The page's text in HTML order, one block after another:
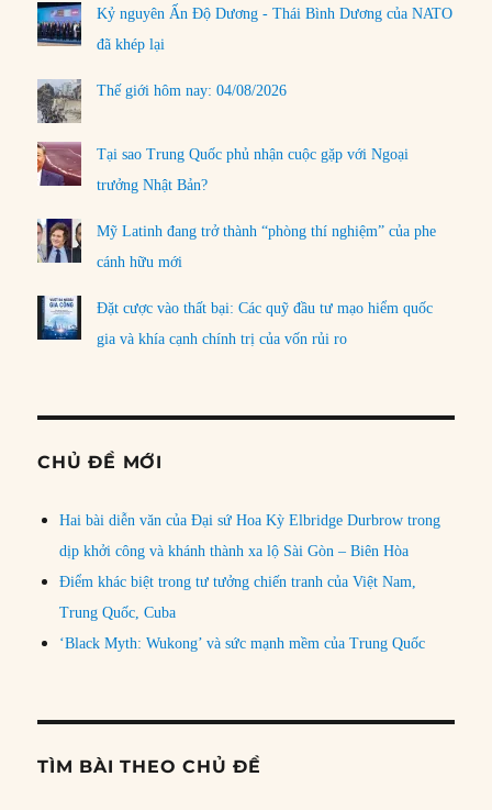
Kỷ nguyên Ấn Độ Dương - Thái Bình Dương của NATO
đã khép lại
Thế giới hôm nay: 04/08/2026
Tại sao Trung Quốc phủ nhận cuộc gặp với Ngoại
trưởng Nhật Bản?
Mỹ Latinh đang trở thành “phòng thí nghiệm” của phe
cánh hữu mới
Đặt cược vào thất bại: Các quỹ đầu tư mạo hiểm quốc
gia và khía cạnh chính trị của vốn rủi ro
CHỦ ĐỀ MỚI
Hai bài diễn văn của Đại sứ Hoa Kỳ Elbridge Durbrow trong
dịp khởi công và khánh thành xa lộ Sài Gòn – Biên Hòa
Điểm khác biệt trong tư tưởng chiến tranh của Việt Nam,
Trung Quốc, Cuba
‘Black Myth: Wukong’ và sức mạnh mềm của Trung Quốc
TÌM BÀI THEO CHỦ ĐỀ